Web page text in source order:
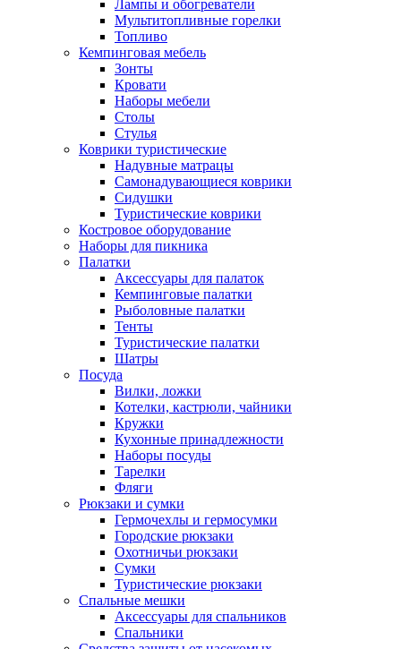
Лампы и обогреватели
Мультитопливные горелки
Топливо
Кемпинговая мебель
Зонты
Кровати
Наборы мебели
Столы
Стулья
Коврики туристические
Надувные матрацы
Самонадувающиеся коврики
Сидушки
Туристические коврики
Костровое оборудование
Наборы для пикника
Палатки
Аксессуары для палаток
Кемпинговые палатки
Рыболовные палатки
Тенты
Туристические палатки
Шатры
Посуда
Вилки, ложки
Котелки, кастрюли, чайники
Кружки
Кухонные принадлежности
Наборы посуды
Тарелки
Фляги
Рюкзаки и сумки
Гермочехлы и гермосумки
Городские рюкзаки
Охотничьи рюкзаки
Сумки
Туристические рюкзаки
Спальные мешки
Аксессуары для спальников
Спальники